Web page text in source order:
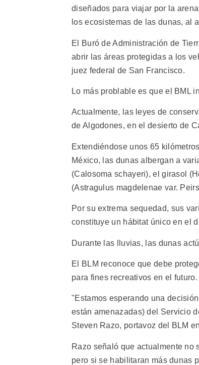
diseñados para viajar por la
los ecosistemas de las dunas, al
El Buró de Administración de
abrir las áreas protegidas a los
juez federal de San Francisco.
Lo más problable es que el BML
Actualmente, las leyes de
de Algodones, en el desierto de
Extendiéndose unos 65
México, las dunas albergan a
(Calosoma schayeri), el girasol
(Astragulus magdelenae var.
Por su extrema sequedad, sus
constituye un hábitat único en el
Durante las lluvias, las dunas
El BLM reconoce que debe
para fines recreativos en el futuro.
"Estamos esperando una
están amenazadas) del Servicio
Steven Razo, portavoz del BLM
Razo señaló que actualmente no
pero si se habilitaran más dunas